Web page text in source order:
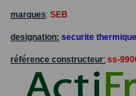
marques: SEB
designation: securite
référence constructeur: ss-